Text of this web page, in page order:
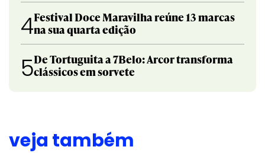
4Festival Doce Maravilha reúne 13 marcas
na sua quarta edição
5De Tortuguita a 7Belo: Arcor transforma
clássicos em sorvete
veja também